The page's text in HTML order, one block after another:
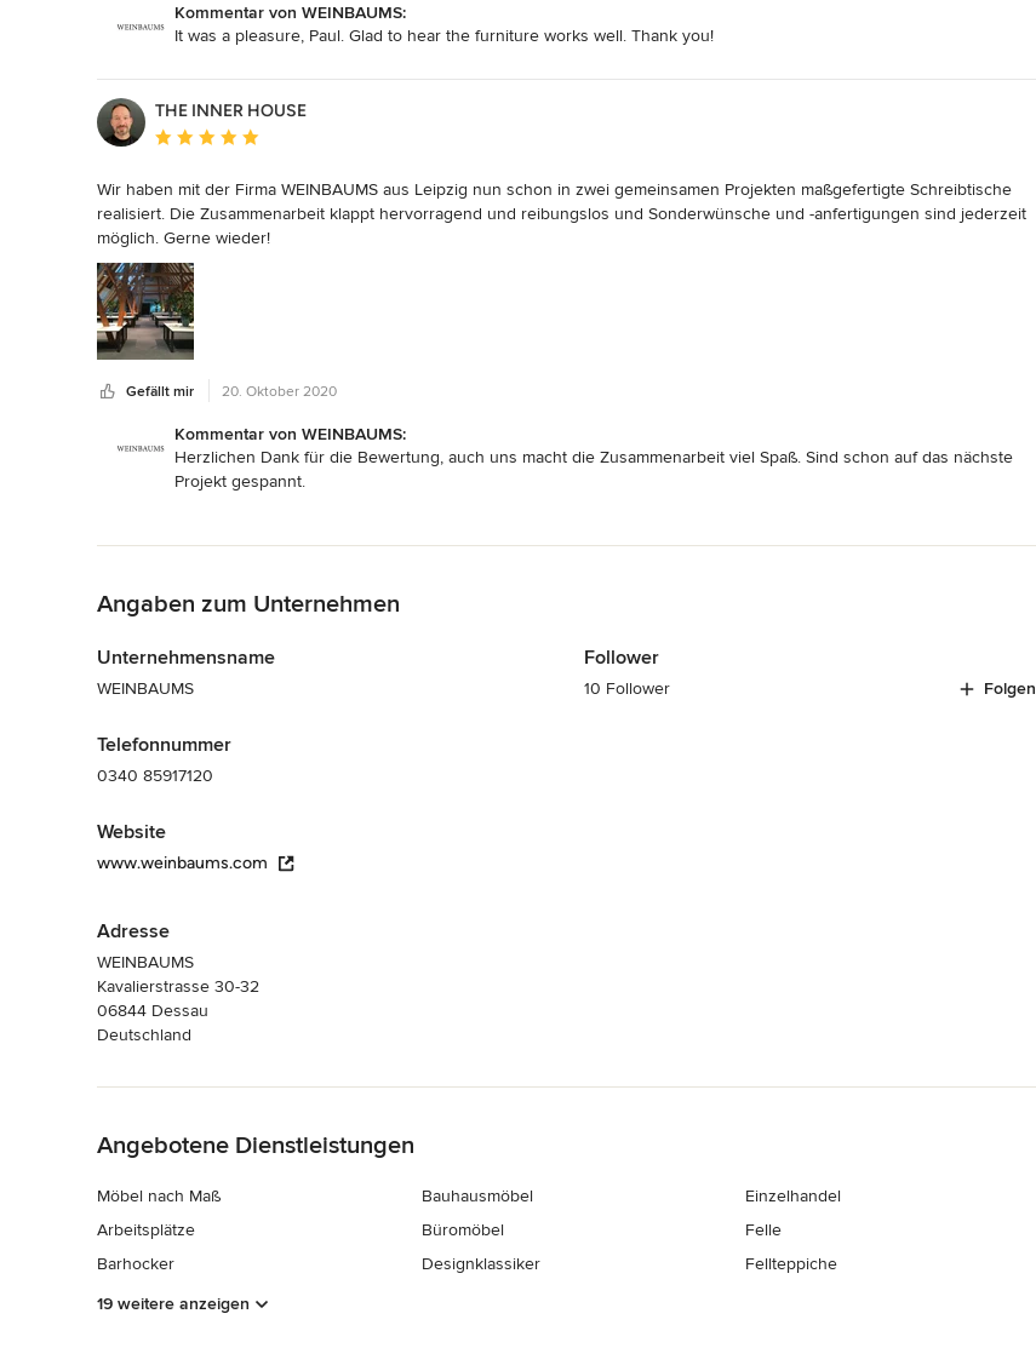
All the best and see you on the next project.
Kommentar von WEINBAUMS:
It was a pleasure, Paul. Glad to hear the furniture works well. Thank you!
THE INNER HOUSE
Durchschnittliche Bewertung: 5 von 5 Sternen
Wir haben mit der Firma WEINBAUMS aus Leipzig nun schon in zwei gemeinsamen Projekten maßgefertigte Schreibtische
realisiert. Die Zusammenarbeit klappt hervorragend und reibungslos und Sonderwünsche und -anfertigungen sind jederzeit
möglich. Gerne wieder!
Gefällt mir 20. Oktober 2020
Kommentar von WEINBAUMS:
Herzlichen Dank für die Bewertung, auch uns macht die Zusammenarbeit viel Spaß. Sind schon auf das nächste
Projekt gespannt.
Angaben zum Unternehmen
Unternehmensname
WEINBAUMS
Telefonnummer
0340 85917120
Website
www.weinbaums.com
Adresse
WEINBAUMS
Kavalierstrasse 30-32
06844 Dessau
Deutschland
Follower
10 Follower Folgen
Angebotene Dienstleistungen
Möbel nach Maß
Arbeitsplätze
Barhocker
Bauhausmöbel
Büromöbel
Designklassiker
Einzelhandel
Felle
Fellteppiche
19 weitere anzeigen